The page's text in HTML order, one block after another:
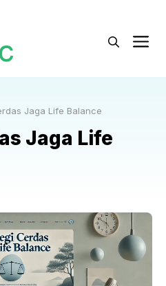
Jaga Life Balance
Jaga Life